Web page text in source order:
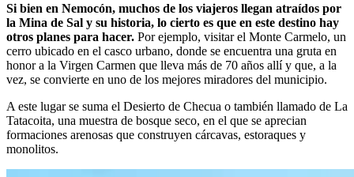
Si bien en Nemocón, muchos de los viajeros llegan atraídos por
la Mina de Sal y su historia, lo cierto es que en este destino hay
otros planes para hacer. Por ejemplo, visitar el Monte Carmelo, un
cerro ubicado en el casco urbano, donde se encuentra una gruta en
honor a la Virgen Carmen que lleva más de 70 años allí y que, a la
vez, se convierte en uno de los mejores miradores del municipio.
A este lugar se suma el Desierto de Checua o también llamado de La
Tatacoita, una muestra de bosque seco, en el que se aprecian
formaciones arenosas que construyen cárcavas, estoraques y
monolitos.